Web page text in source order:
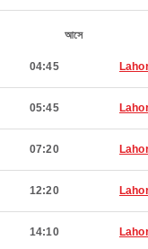
আসে
04:45
05:45
07:20
12:20
14:10